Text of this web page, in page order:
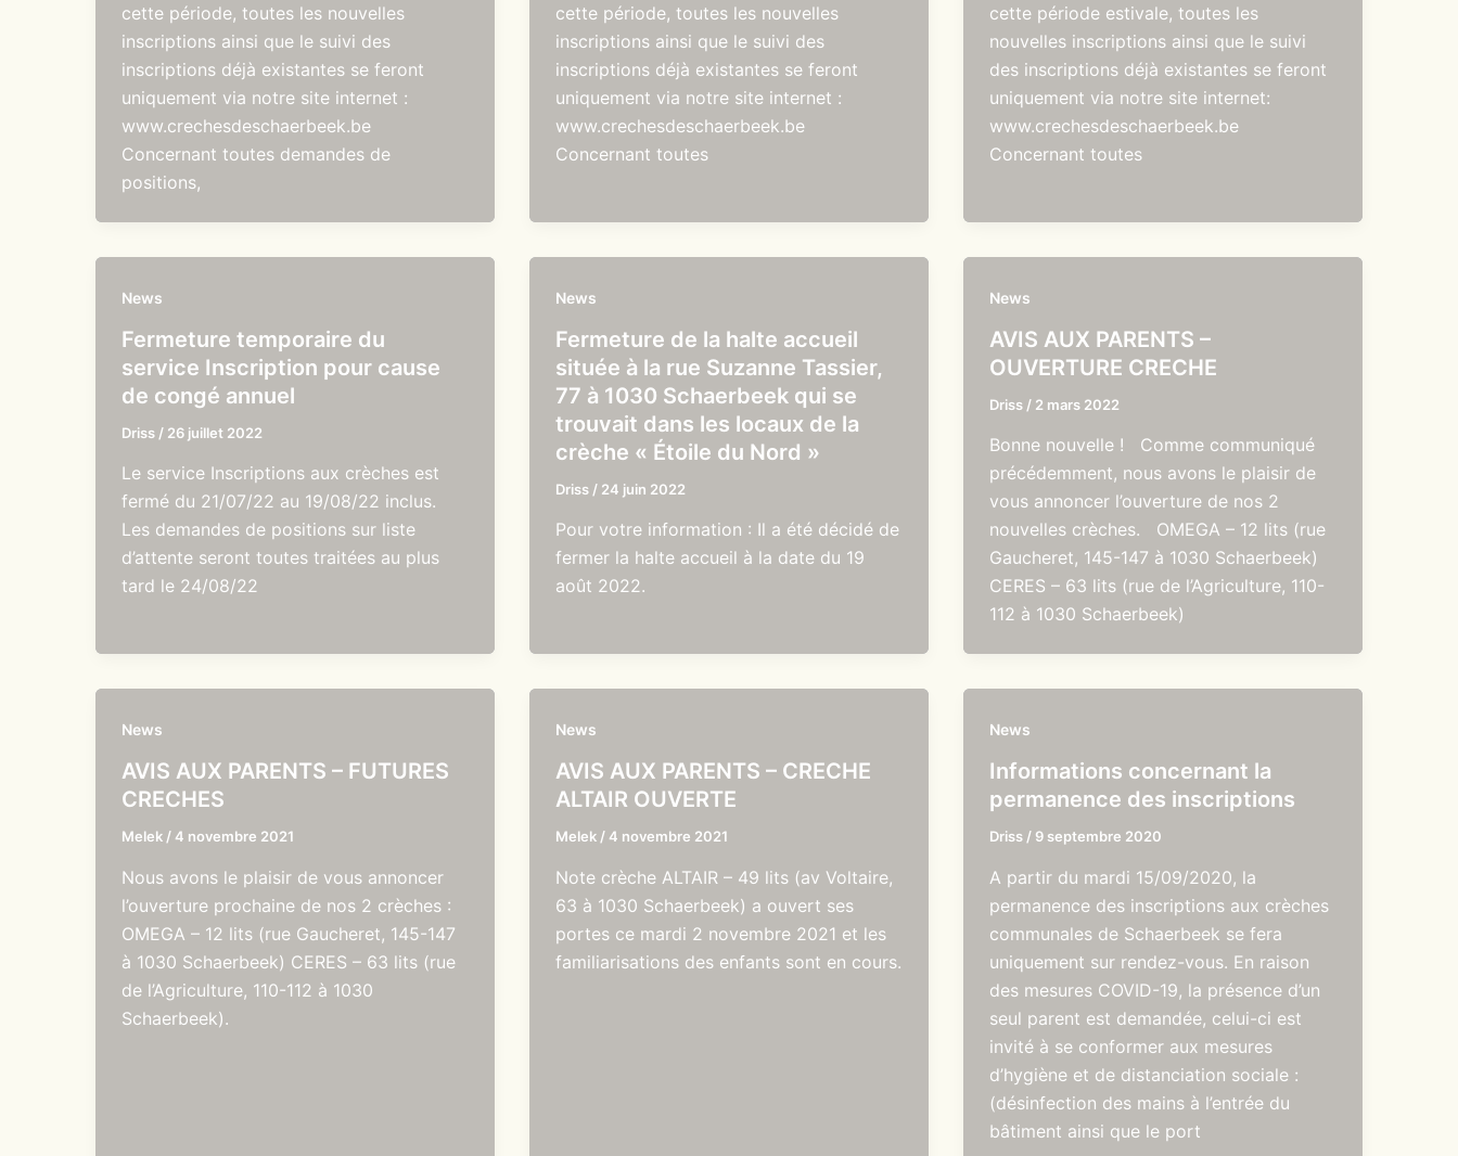
cette période, toutes les nouvelles
inscriptions ainsi que le suivi des
inscriptions déjà existantes se feront
uniquement via notre site internet :
www.crechesdeschaerbeek.be
Concernant toutes demandes de
positions,
cette période, toutes les nouvelles
inscriptions ainsi que le suivi des
inscriptions déjà existantes se feront
uniquement via notre site internet :
www.crechesdeschaerbeek.be
Concernant toutes
cette période estivale, toutes les
nouvelles inscriptions ainsi que le suivi
des inscriptions déjà existantes se feront
uniquement via notre site internet:
www.crechesdeschaerbeek.be
Concernant toutes
News
Fermeture temporaire du
service Inscription pour cause
de congé annuel
Driss / 26 juillet 2022
Le service Inscriptions aux crèches est
fermé du 21/07/22 au 19/08/22 inclus.
Les demandes de positions sur liste
d’attente seront toutes traitées au plus
tard le 24/08/22
News
Fermeture de la halte accueil
située à la rue Suzanne Tassier,
77 à 1030 Schaerbeek qui se
trouvait dans les locaux de la
crèche « Étoile du Nord »
Driss / 24 juin 2022
Pour votre information : Il a été décidé de
fermer la halte accueil à la date du 19
août 2022.
News
AVIS AUX PARENTS –
OUVERTURE CRECHE
Driss / 2 mars 2022
Bonne nouvelle ! Comme communiqué
précédemment, nous avons le plaisir de
vous annoncer l’ouverture de nos 2
nouvelles crèches. OMEGA – 12 lits (rue
Gaucheret, 145-147 à 1030 Schaerbeek)
CERES – 63 lits (rue de l’Agriculture, 110-
112 à 1030 Schaerbeek)
News
AVIS AUX PARENTS – FUTURES
CRECHES
Melek /4 novembre 2021
Nous avons le plaisir de vous annoncer
l’ouverture prochaine de nos 2 crèches :
OMEGA – 12 lits (rue Gaucheret, 145-147
à 1030 Schaerbeek) CERES – 63 lits (rue
de l’Agriculture, 110-112 à 1030
Schaerbeek).
News
AVIS AUX PARENTS – CRECHE
ALTAIR OUVERTE
Melek /4 novembre 2021
Note crèche ALTAIR – 49 lits (av Voltaire,
63 à 1030 Schaerbeek) a ouvert ses
portes ce mardi 2 novembre 2021 et les
familiarisations des enfants sont en cours.
News
Informations concernant la
permanence des inscriptions
Driss / 9 septembre 2020
A partir du mardi 15/09/2020, la
permanence des inscriptions aux crèches
communales de Schaerbeek se fera
uniquement sur rendez-vous. En raison
des mesures COVID-19, la présence d’un
seul parent est demandée, celui-ci est
invité à se conformer aux mesures
d’hygiène et de distanciation sociale :
(désinfection des mains à l’entrée du
bâtiment ainsi que le port